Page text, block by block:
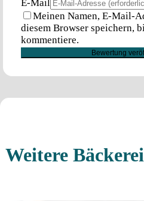
E-Mail
Meinen Namen, E-Mail-
diesem Browser speichern,
kommentiere.
Weitere